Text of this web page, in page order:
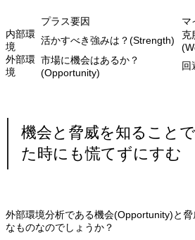
プラス要因
マ
内部環
境
活かすべき強みは？(Strength)
克
外部環
境
市場に機会はあるか？
(Opportunity)
回
機会と脅威を知ること
た時にも慌てずにすむ
外部環境分析である機会(Opportunity)と
なものなのでしょうか？